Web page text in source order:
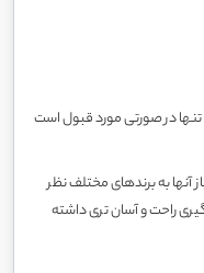
تنها در صورتی مورد قبول است
به برندهای مختلف نظر
راحت و آسان تری داشته